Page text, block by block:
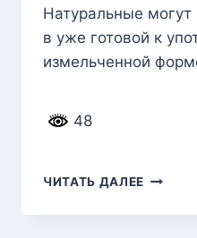
Натуральные могут
в уже готовой к
измельченной
48
ЧИТАТЬ ДАЛЕЕ РЕЙТИНГ